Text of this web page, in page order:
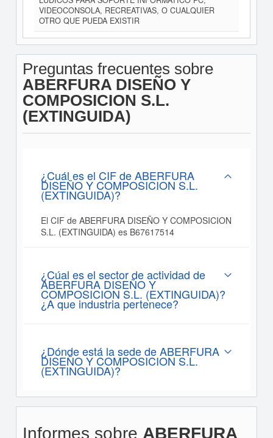
VIDEOCONSOLA, RECREATIVAS, O CUALQUIER
OTRO QUE PUEDA EXISTIR
Preguntas frecuentes sobre
ABERFURA DISEÑO Y
COMPOSICION S.L.
(EXTINGUIDA)
¿Cuál es el CIF de ABERFURA
DISEÑO Y COMPOSICION S.L.
(EXTINGUIDA)?
El CIF de ABERFURA DISEÑO Y COMPOSICION
S.L. (EXTINGUIDA) es B67617514
¿Cúal es el sector de actividad de
ABERFURA DISEÑO Y
COMPOSICION S.L. (EXTINGUIDA)?
¿A que industria pertenece?
¿Dónde está la sede de ABERFURA
DISEÑO Y COMPOSICION S.L.
(EXTINGUIDA)?
Informes sobre ABERFURA